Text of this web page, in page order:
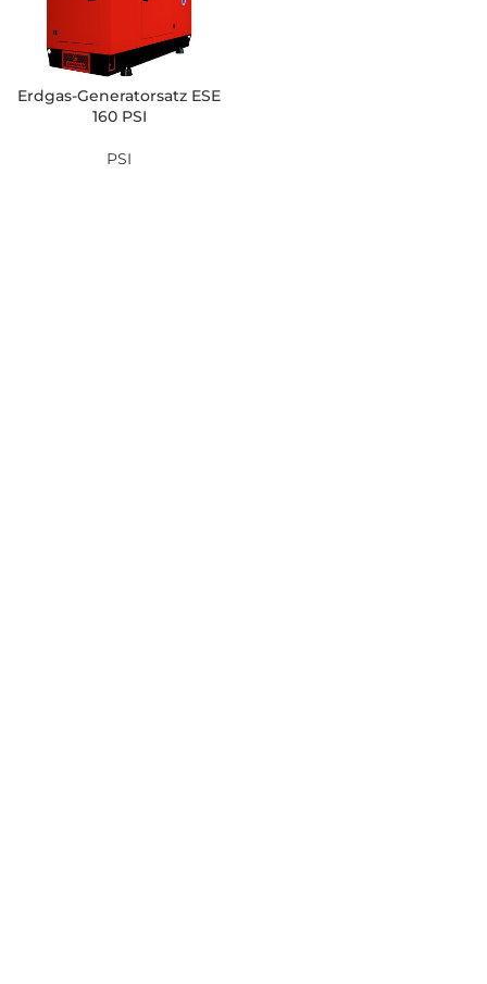
Erdgas-Generatorsatz ESE
160 PSI
PSI